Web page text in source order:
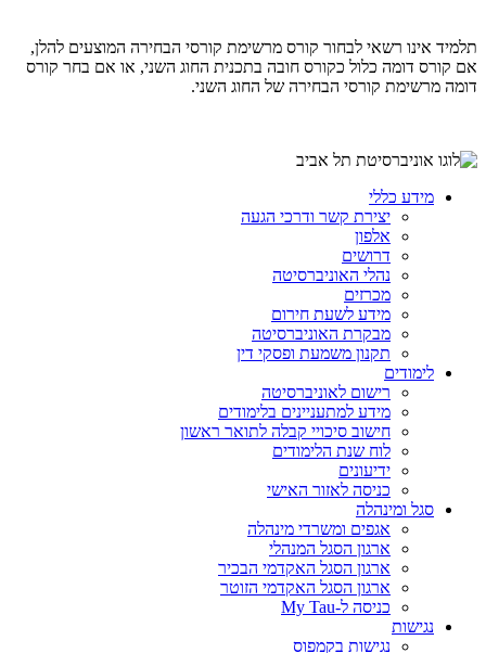
תלמיד אינו רשאי לבחור קורס מרשימת קורסי הבחירה המוצעים להלן,
אם קורס דומה כלול כקורס חובה בתכנית החוג השני, או אם בחר קורס
דומה מרשימת קורסי הבחירה של החוג השני.
מידע כללי
יצירת קשר ודרכי הגעה
אלפון
דרושים
נהלי האוניברסיטה
מכרזים
מידע לשעת חירום
מבקרת האוניברסיטה
תקנון משמעת ופסקי דין
לימודים
רישום לאוניברסיטה
מידע למתעניינים בלימודים
חישוב סיכויי קבלה לתואר ראשון
לוח שנת הלימודים
ידיעונים
כניסה לאזור האישי
סגל ומינהלה
אגפים ומשרדי מינהלה
ארגון הסגל המנהלי
ארגון הסגל האקדמי הבכיר
ארגון הסגל האקדמי הזוטר
כניסה ל-My Tau
נגישות
נגישות בקמפוס